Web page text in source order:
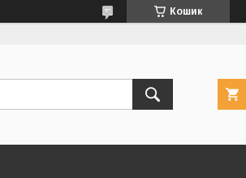
Кошик